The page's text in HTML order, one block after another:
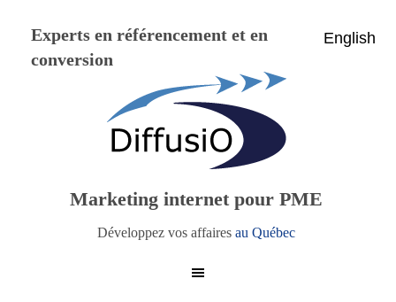
English
Experts en référencement et en
conversion
Marketing internet pour PME
Développez vos affairesau Québec